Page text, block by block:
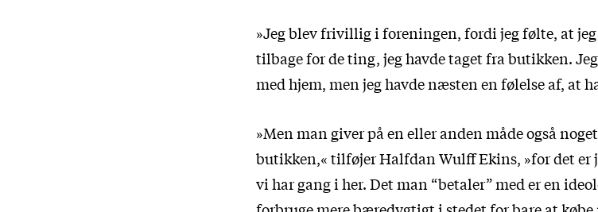
»Jeg blev frivillig i foreningen, fordi jeg følte, at
tilbage for de ting, jeg havde taget fra butikken.
med hjem, men jeg havde næsten en følelse af, at
»Men man giver på en eller anden måde også
butikken,« tilføjer Halfdan Wulff Ekins, »for det
vi har gang i her. Det man “betaler” med er en